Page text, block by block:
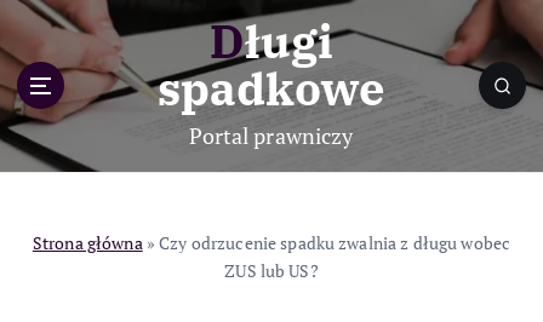
p
o
c
Długi
spadkowe
Portal prawniczy
Strona główna»Czy odrzucenie spadku zwalnia z długu wobec
ZUS lub US?